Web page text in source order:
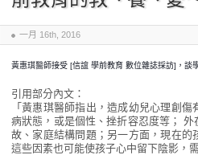
一月 16th, 2016
黃惠琪醫師接受 [信誼 學前教育 數位雜誌採訪]，談
引用部分內文：
「黃惠琪醫師指出，造成幼兒心理創
病狀態，或是個性、挫折容忍度等；
故、家庭結構問題；另一方面，現在
這些因素也可能使孩子心中留下陰影，